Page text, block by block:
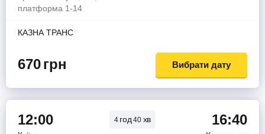
платформа 1-14
КАЗНА ТРАНС
670грн Вибрати дату
12:00 4 год40 хв 16:40